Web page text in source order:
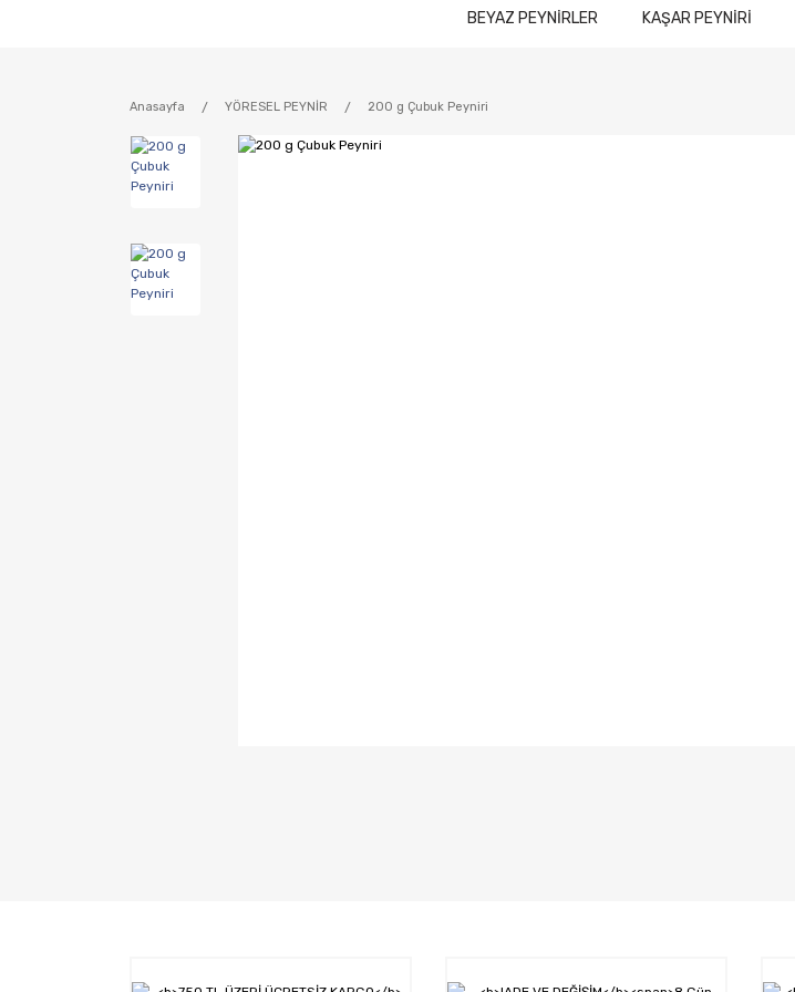
BEYAZ PEYNİRLER KAŞAR PEYNİRİ
Anasayfa YÖRESEL PEYNİR 200 g Çubuk Peyniri